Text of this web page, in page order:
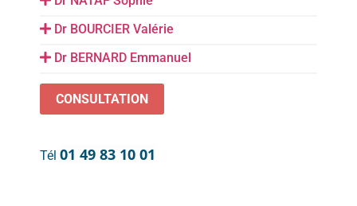
Dr BOURCIER Valérie
Dr BERNARD Emmanuel
CONSULTATION
Tél 01 49 83 10 01